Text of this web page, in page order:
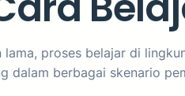
proses belajar di
dalam berbagai skenario